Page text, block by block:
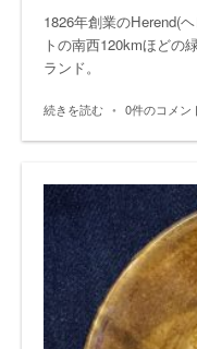
1826年創業のHerend(
トの南西120kmほどの
ランド。
続きを読む • 0件のコメン